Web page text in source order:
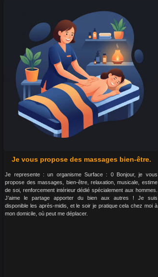
Je vous propose des massages bien-être.
Je represente : un organisme Surface : 0 Bonjour, je vous
propose des massages, bien-être, relaxation, musicale, estime
de soi, renforcement intérieur dédié spécialement aux hommes.
J’aime le partage apporter du bien aux autres ! Je suis
disponible les après-midis, et le soir je pratique cela chez moi à
mon domicile, où peut me déplacer.